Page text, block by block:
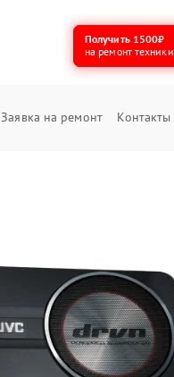
Получить 1500₽
на ремонт техники
Заявка на ремонт Контакты